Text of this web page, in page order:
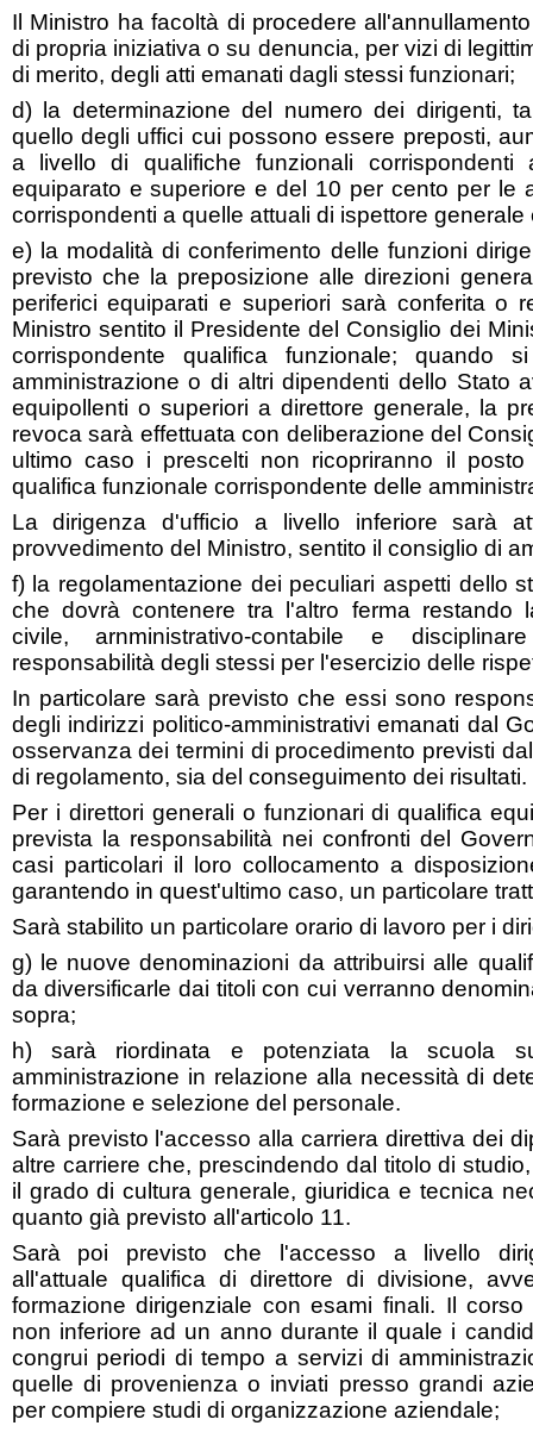
Il Ministro ha facoltà di procedere
di propria iniziativa o su denuncia, per vizi di
di merito, degli atti emanati dagli stessi funzionari;
d) la determinazione del numero dei dirigenti,
quello degli uffici cui possono essere preposti,
a livello di qualifiche funzionali corrispondenti
equiparato e superiore e del 10 per cento per le
corrispondenti a quelle attuali di ispettore
e) la modalità di conferimento delle funzioni
previsto che la preposizione alle direzioni
periferici equiparati e superiori sarà conferita o
Ministro sentito il Presidente del Consiglio dei
corrispondente qualifica funzionale; quando
amministrazione o di altri dipendenti dello Stato
equipollenti o superiori a direttore generale, la
revoca sarà effettuata con deliberazione del
ultimo caso i prescelti non ricopriranno il
qualifica funzionale corrispondente delle
La dirigenza d'ufficio a livello inferiore sarà
provvedimento del Ministro, sentito il consiglio di
f) la regolamentazione dei peculiari aspetti dello
che dovrà contenere tra l'altro ferma restando
civile, arnministrativo-contabile e
responsabilità degli stessi per l'esercizio delle
In particolare sarà previsto che essi sono
degli indirizzi politico-amministrativi emanati dal
osservanza dei termini di procedimento previsti
di regolamento, sia del conseguimento dei risultati.
Per i direttori generali o funzionari di qualifica
prevista la responsabilità nei confronti del
casi particolari il loro collocamento a
garantendo in quest'ultimo caso, un particolare
Sarà stabilito un particolare orario di lavoro per i
g) le nuove denominazioni da attribuirsi alle
da diversificarle dai titoli con cui verranno
sopra;
h) sarà riordinata e potenziata la scuola
amministrazione in relazione alla necessità di
formazione e selezione del personale.
Sarà previsto l'accesso alla carriera direttiva dei
altre carriere che, prescindendo dal titolo di
il grado di cultura generale, giuridica e tecnica
quanto già previsto all'articolo 11.
Sarà poi previsto che l'accesso a livello
all'attuale qualifica di direttore di divisione,
formazione dirigenziale con esami finali. Il
non inferiore ad un anno durante il quale i
congrui periodi di tempo a servizi di
quelle di provenienza o inviati presso grandi
per compiere studi di organizzazione aziendale;